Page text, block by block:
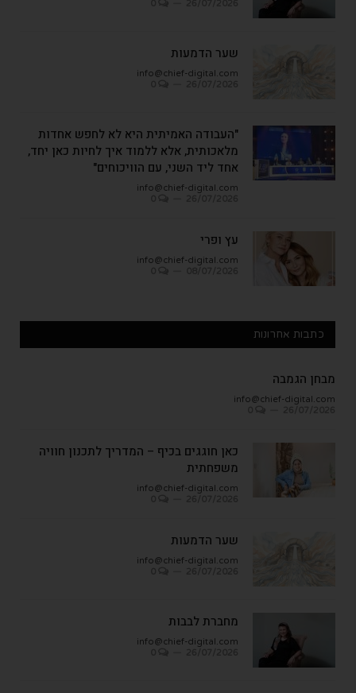
שער הדמעות
info@chief-digital.com
"העבודה האמיתית היא לא לחפש אחדות
מלאכותית, אלא ללמוד איך לחיות כאן יחד,
אחד ליד השני, עם הוויכוחים"
info@chief-digital.com
עץ ופרי
info@chief-digital.com
כתבות אחרונות
מבחן הגמבה
info@chief-digital.com
כאן חוגגים בכיף – המדריך לתכנון חוויה
משפחתית
info@chief-digital.com
שער הדמעות
info@chief-digital.com
מחברת לבבות
info@chief-digital.com